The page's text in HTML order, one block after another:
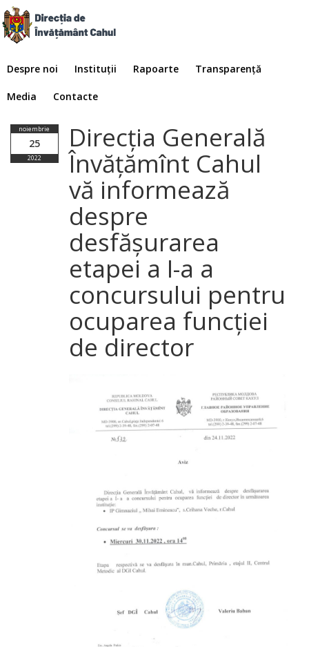
Despre noi Instituții Rapoarte Transparență
Media Contacte
noiembrie
25
2022
Direcția Generală
Învățămînt Cahul
vă informează
despre
desfășurarea
etapei a I-a a
concursului pentru
ocuparea funcției
de director